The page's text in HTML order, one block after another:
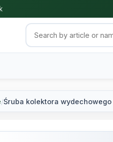
/Śruba kolektora wydechowego